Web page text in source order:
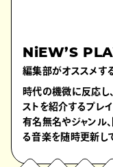
NiEW’S
編集部がオススメす
時代の機微に反応し
ストを紹介するプレイ
有名無名やジャンル
る音楽を随時更新し